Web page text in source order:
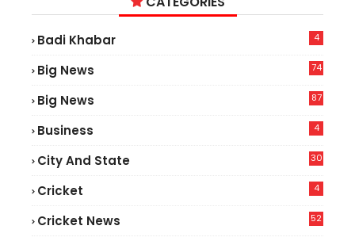
Badi Khabar 4
Big News
74
Big News
87
Business 4
City And State 30
Cricket 4
Cricket News
52